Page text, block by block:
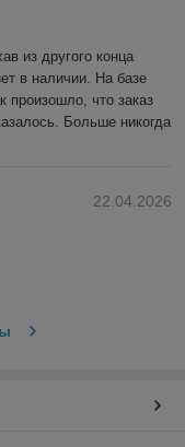
из другого конца
в наличии. На базе
произошло, что заказ
Больше никогда
22.04.2026